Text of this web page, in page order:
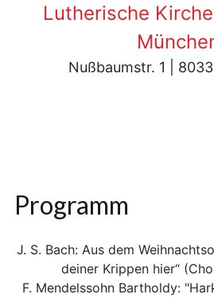
Lutherische
Nußbaumstr. 1 |
Programm
J. S. Bach: Aus dem
deiner Krippen hier“
F. Mendelssohn Bartholdy: